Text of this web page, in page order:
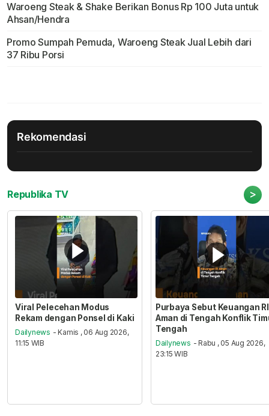
Waroeng Steak & Shake Berikan Bonus Rp 100 Juta untuk
Ahsan/Hendra
Promo Sumpah Pemuda, Waroeng Steak Jual Lebih dari
37 Ribu Porsi
Rekomendasi
Republika TV >
Viral Pelecehan Modus
Rekam dengan Ponsel di Kaki
Dailynews - Kamis , 06 Aug 2026,
11:15 WIB
Purbaya Sebut Keuangan RI
Aman di Tengah Konflik
Tengah
Dailynews - Rabu , 05 Aug 2026,
23:15 WIB